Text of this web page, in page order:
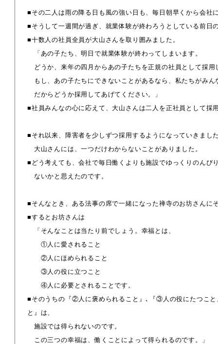
■その二人は雨の降る日も風の強い日も、毎日朝早くから会社
■そうして一週間が過ぎ、就業体験が終わろうとしている前日
■十数人の社員全員が大山さんを取り囲みました。
「あの子たち、明日で就業体験が終わってしまいます。
どうか、来年の四月からあの子たちを正規の社員として採用
もし、あの子たちにできないことがあるなら、私たちがみん
だからどうか採用してあげてください。」
■社員みんなの心に応えて、大山さんは二人を正社員として採
■それ以来、障害者を少しずつ採用するようになっていきまし
大山さんには、一つだけわからないことがありました。
■どう考えても、会社で毎日働くよりも施設でゆっくりのんび
ないかと思えたのです。
■そんなとき、ある法事の席で一緒になった禅寺のお坊さんに
■するとお坊さんは
「そんなことは当たり前でしょう。幸福とは、
①人に愛されること
②人にほめられること
③人の役に立つこと
④人に必要とされることです。
■そのうちの『②人に褒められること』､『③人の役にたつこ
と』は、
施設では得られないのです。
この三つの幸福は、働くことによって得られるのです。」